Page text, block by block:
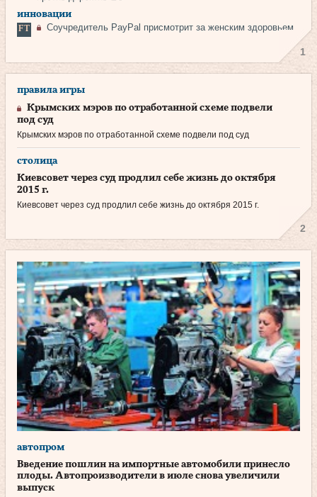
инновации
Соучредитель PayPal присмотрит за женским здоровьем
1
правила игры
Крымских мэров по отработанной схеме подвели
под суд
Крымских мэров по отработанной схеме подвели под суд
столица
Киевсовет через суд продлил себе жизнь до октября
2015 г.
Киевсовет через суд продлил себе жизнь до октября 2015 г.
2
автопром
Введение пошлин на импортные автомобили принесло
плоды. Автопроизводители в июле снова увеличили
выпуск